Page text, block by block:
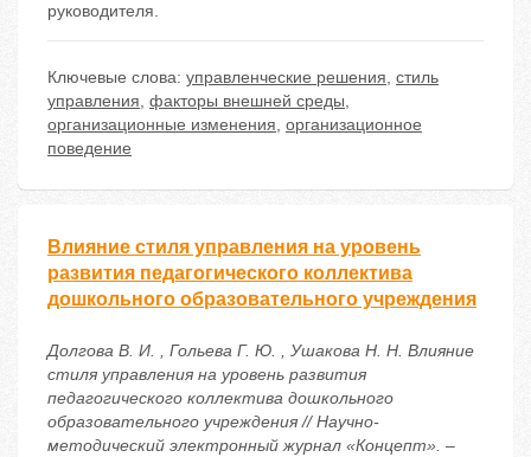
руководителя.
Ключевые слова: управленческие решения, стиль
управления, факторы внешней среды,
организационные изменения, организационное
поведение
Влияние стиля управления на уровень
развития педагогического коллектива
дошкольного образовательного учреждения
Долгова В. И. , Гольева Г. Ю. , Ушакова Н. Н. Влияние
стиля управления на уровень развития
педагогического коллектива дошкольного
образовательного учреждения // Научно-
методический электронный журнал «Концепт». –